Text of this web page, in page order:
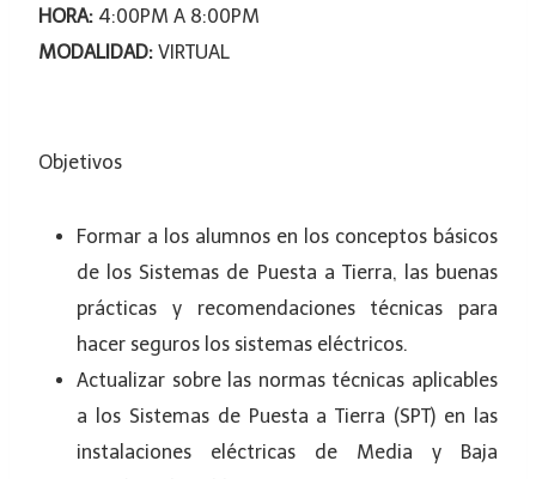
HORA: 4:00PM A 8:00PM
MODALIDAD: VIRTUAL
Objetivos
Formar a los alumnos en los conceptos básicos
de los Sistemas de Puesta a Tierra, las buenas
prácticas y recomendaciones técnicas para
hacer seguros los sistemas eléctricos.
Actualizar sobre las normas técnicas aplicables
a los Sistemas de Puesta a Tierra (SPT) en las
instalaciones eléctricas de Media y Baja